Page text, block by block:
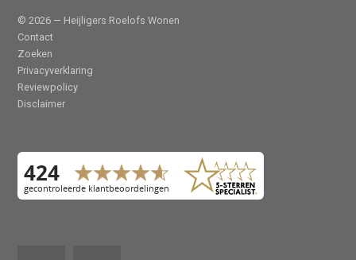
© 2026 — Heijligers Roelofs Wonen
Contact
Zoeken
Privacyverklaring
Reviewpolicy
Disclaimer